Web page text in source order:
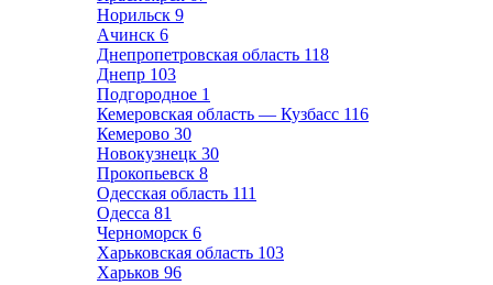
Норильск 9
Ачинск 6
Днепропетровская область 118
Днепр 103
Подгородное 1
Кемеровская область — Кузбасс 116
Кемерово 30
Новокузнецк 30
Прокопьевск 8
Одесская область 111
Одесса 81
Черноморск 6
Харьковская область 103
Харьков 96